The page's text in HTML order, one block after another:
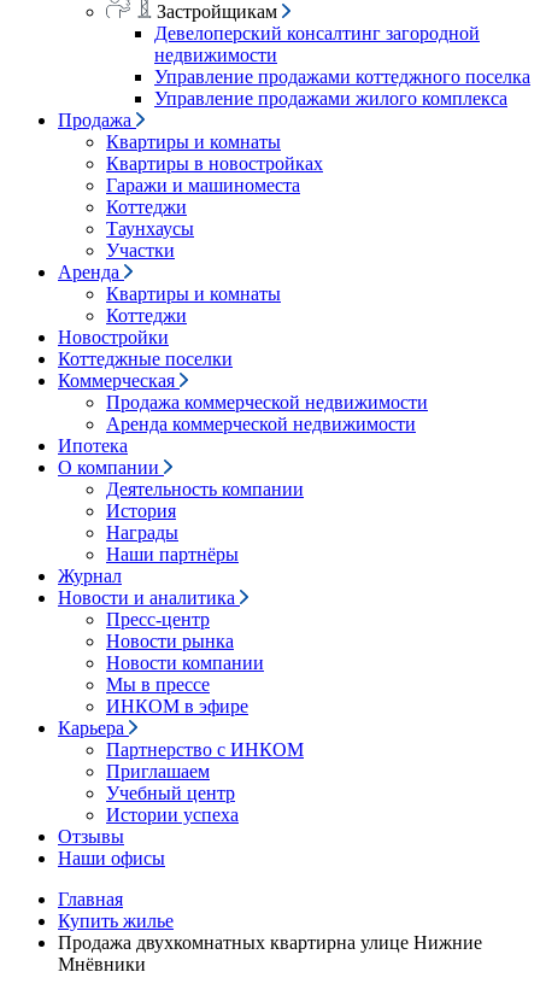
Застройщикам
Девелоперский консалтинг загородной
недвижимости
Управление продажами коттеджного поселка
Управление продажами жилого комплекса
Продажа
Квартиры и комнаты
Квартиры в новостройках
Гаражи и машиноместа
Коттеджи
Таунхаусы
Участки
Аренда
Квартиры и комнаты
Коттеджи
Новостройки
Коттеджные поселки
Коммерческая
Продажа коммерческой недвижимости
Аренда коммерческой недвижимости
Ипотека
О компании
Деятельность компании
История
Награды
Наши партнёры
Журнал
Новости и аналитика
Пресс-центр
Новости рынка
Новости компании
Мы в прессе
ИНКОМ в эфире
Карьера
Партнерство с ИНКОМ
Приглашаем
Учебный центр
Истории успеха
Отзывы
Наши офисы
Главная
Купить жилье
Продажа двухкомнатных квартирна улице Нижние
Мнёвники